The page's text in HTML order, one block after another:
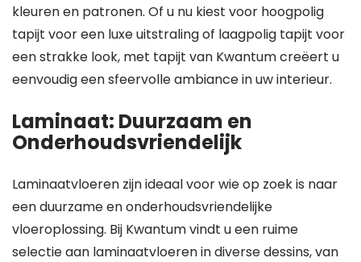
kleuren en patronen. Of u nu kiest voor hoogpolig
tapijt voor een luxe uitstraling of laagpolig tapijt voor
een strakke look, met tapijt van Kwantum creëert u
eenvoudig een sfeervolle ambiance in uw interieur.
Laminaat: Duurzaam en
Onderhoudsvriendelijk
Laminaatvloeren zijn ideaal voor wie op zoek is naar
een duurzame en onderhoudsvriendelijke
vloeroplossing. Bij Kwantum vindt u een ruime
selectie aan laminaatvloeren in diverse dessins, van